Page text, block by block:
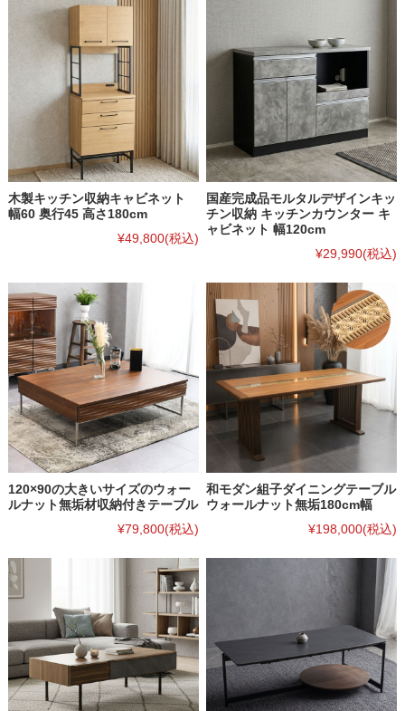
木製キッチン収納キャビネット
幅60 奥行45 高さ180cm
¥49,800(税込)
国産完成品モルタルデザインキッ
チン収納 キッチンカウンター キ
ャビネット 幅120cm
¥29,990(税込)
120×90の大きいサイズのウォー
ルナット無垢材収納付きテーブル
¥79,800(税込)
和モダン組子ダイニングテーブル
ウォールナット無垢180cm幅
¥198,000(税込)